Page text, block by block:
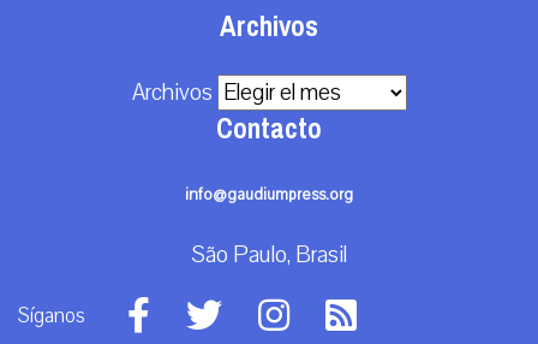
Archivos
Archivos
Contacto
info@gaudiumpress.org
São Paulo, Brasil
Síganos